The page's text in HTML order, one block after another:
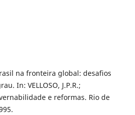
na fronteira global: desafios
In: VELLOSO, J.P.R.;
e reformas. Rio de